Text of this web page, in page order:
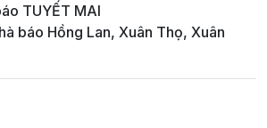
TUYẾT MAI
báo Hồng Lan, Xuân Thọ, Xuân